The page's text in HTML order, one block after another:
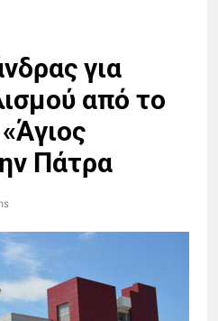
για
από το
Πάτρα